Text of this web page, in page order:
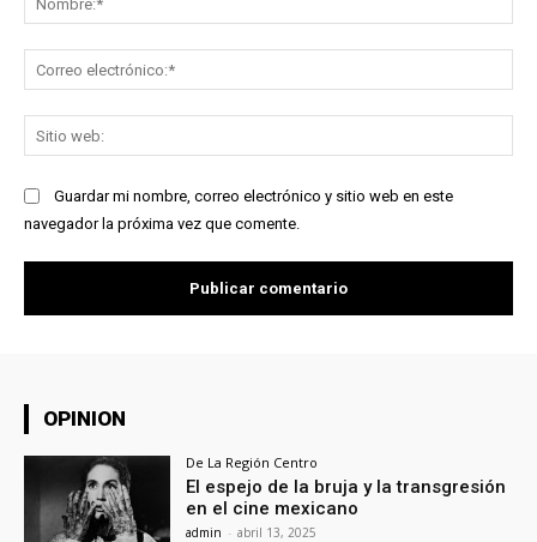
Guardar mi nombre, correo electrónico y sitio web en este
navegador la próxima vez que comente.
OPINION
De La Región Centro
El espejo de la bruja y la transgresión
en el cine mexicano
admin - abril 13, 2025